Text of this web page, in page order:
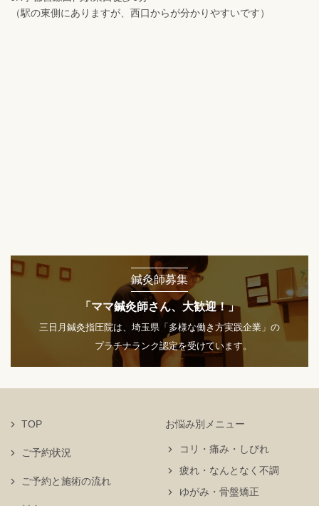
（駅の東側にありますが、西口からが分かりやすいです）
鍼灸師募集
「ママ鍼灸師さん、大歓迎！」
三日月鍼灸指圧院は、埼玉県「多様な働き方実践企業」の
プラチナランク認定を受けています。
TOP
ご予約状況
お悩み別メニュー
コリ・痛み・しびれ
疲れ・なんとなく不調
ゆがみ・骨盤矯正
ご予約と施術の流れ